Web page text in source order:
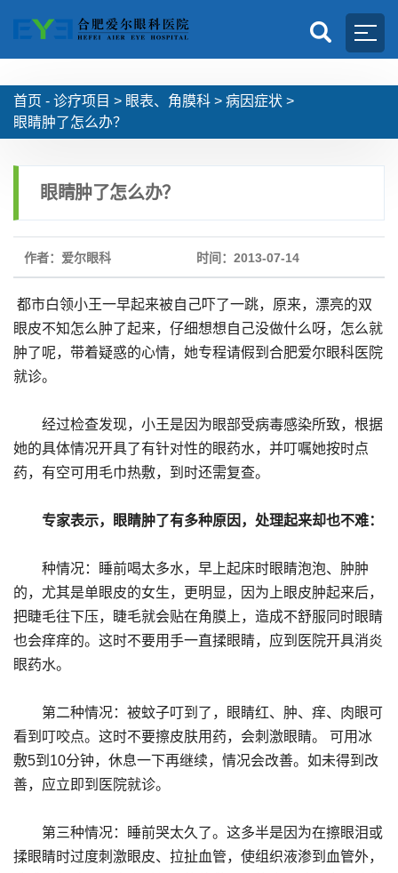
首页 - 诊疗项目 > 眼表、角膜科 > 病因症状 >
眼睛肿了怎么办？
眼睛肿了怎么办？
作者：爱尔眼科 时间：2013-07-14
都市白领小王一早起来被自己吓了一跳，原来，漂亮的双
眼皮不知怎么肿了起来，仔细想想自己没做什么呀，怎么就
肿了呢，带着疑惑的心情，她专程请假到合肥爱尔眼科医院
就诊。
经过检查发现，小王是因为眼部受病毒感染所致，根据
她的具体情况开具了有针对性的眼药水，并叮嘱她按时点
药，有空可用毛巾热敷，到时还需复查。
专家表示，眼睛肿了有多种原因，处理起来却也不难：
种情况：睡前喝太多水，早上起床时眼睛泡泡、肿肿
的，尤其是单眼皮的女生，更明显，因为上眼皮肿起来后，
把睫毛往下压，睫毛就会贴在角膜上，造成不舒服同时眼睛
也会痒痒的。这时不要用手一直揉眼睛，应到医院开具消炎
眼药水。
第二种情况：被蚊子叮到了，眼睛红、肿、痒、肉眼可
看到叮咬点。这时不要擦皮肤用药，会刺激眼睛。 可用冰
敷5到10分钟，休息一下再继续，情况会改善。如未得到改
善，应立即到医院就诊。
第三种情况：睡前哭太久了。这多半是因为在擦眼泪或
揉眼睛时过度刺激眼皮、拉扯血管，使组织液渗到血管外，